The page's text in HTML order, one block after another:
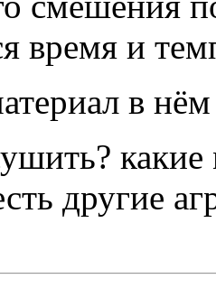
время и
в нём
другие